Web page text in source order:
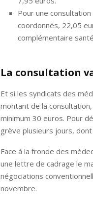
Pour une
coordonnés, 22,05
complémentaire
La consultation
Et si les syndicats des
montant de la
minimum 30 euros. Pour
grève plusieurs jours,
Face à la fronde des
une lettre de cadrage le
négociations
novembre.